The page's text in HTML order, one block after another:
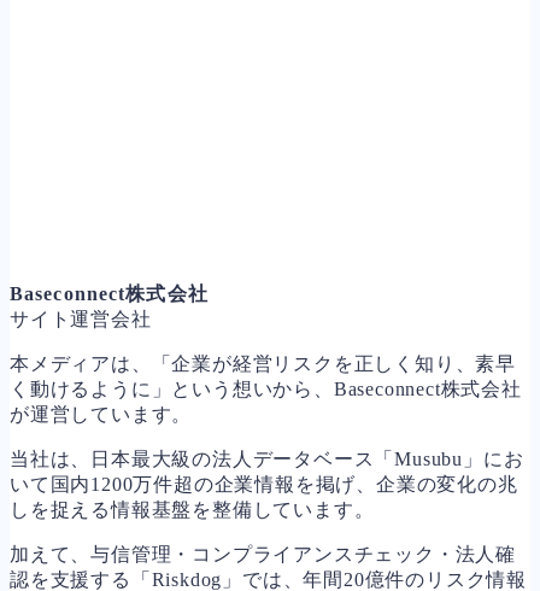
Baseconnect株式会社
サイト運営会社
本メディアは、「企業が経営リスクを正しく知り、素早
く動けるように」という想いから、Baseconnect株式会社
が運営しています。
当社は、日本最大級の法人データベース「Musubu」にお
いて国内1200万件超の企業情報を掲げ、企業の変化の兆
しを捉える情報基盤を整備しています。
加えて、与信管理・コンプライアンスチェック・法人確
認を支援する「Riskdog」では、年間20億件のリスク情報